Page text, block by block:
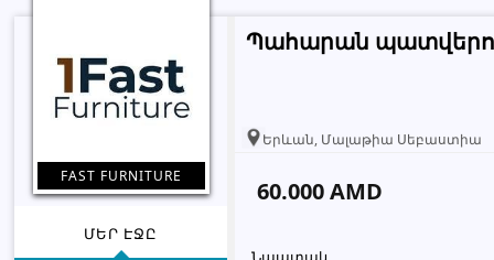
Պահարան
Երևան, Մալաթիա Սեբաստիա
60.000 AMD
FAST FURNITURE
ՄԵՐ ԷՋԸ